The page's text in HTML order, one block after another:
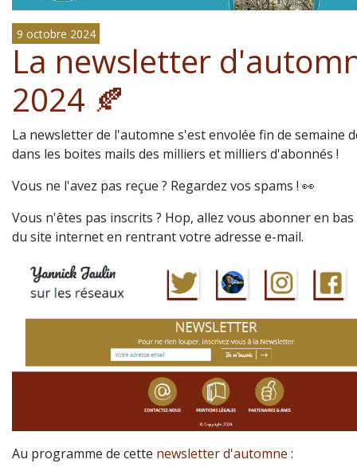
9 octobre 2024
La newsletter
2024 🍂
La newsletter de l'automne s'est envolée fin de semaine
dans les boites mails des milliers et milliers d'abonnés !
Vous ne l'avez pas reçue ? Regardez vos spams ! 👀
Vous n'êtes pas inscrits ? Hop, allez vous abonner en
du site internet en rentrant votre adresse e-mail.
Au programme de cette newsletter d'automne :